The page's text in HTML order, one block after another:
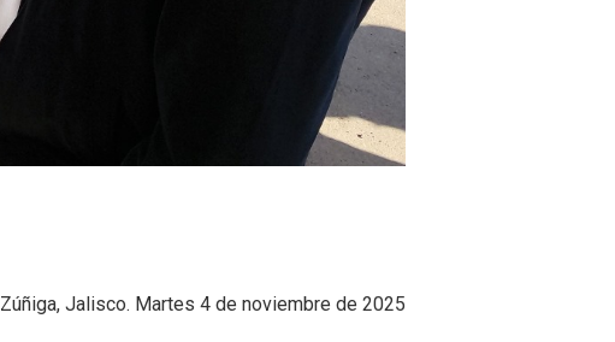
Jalisco. Martes 4 de noviembre de 2025